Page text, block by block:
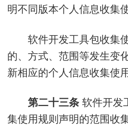
明不同版本个人信息收集
软件开发工具包收集使
的、方式、范围等发生变
新相应的个人信息收集使
第二十三条软件开发
集使用规则声明的范围收